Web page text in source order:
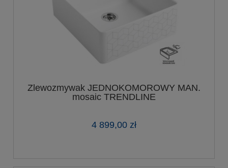
Zlewozmywak JEDNOKOMOROWY MAN.
mosaic TRENDLINE
4 899,00 zł